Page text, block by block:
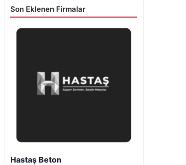
Son Eklenen Firmalar
Enes Kaplan Avukatlık Bürosu